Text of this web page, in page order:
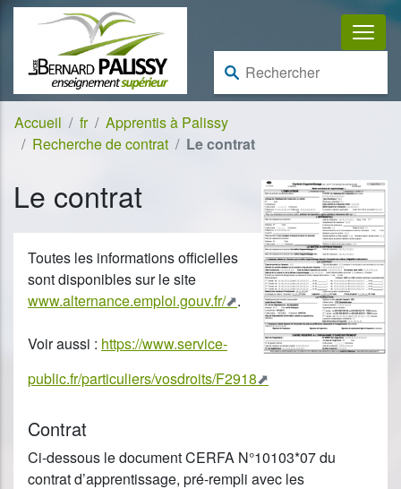
Aller au contenu
Aller à la navigation
Rechercher :
Accueil fr
Apprentis à Palissy
Recherche de contrat
Le contrat
Le contrat
Toutes les informations officielles
sont disponibles sur le site
www.alternance.emploi.gouv.fr/
.
Voir aussi : https://www.service-
public.fr/particuliers/vosdroits/F2918
Contrat
Ci-dessous le document CERFA N°10103*07 du
contrat d’apprentissage, pré-rempli avec les